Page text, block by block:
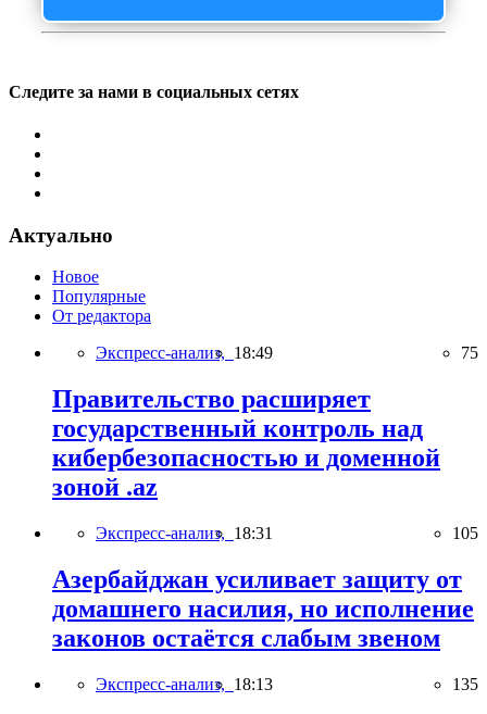
Следите за нами в социальных сетях
Актуально
Новое
Популярные
От редактора
Экспресс-анализ, 18:49 75
Правительство расширяет
государственный контроль над
кибербезопасностью и доменной
зоной .az
Экспресс-анализ, 18:31 105
Азербайджан усиливает защиту от
домашнего насилия, но исполнение
законов остаётся слабым звеном
Экспресс-анализ, 18:13 135